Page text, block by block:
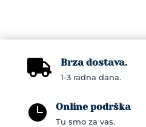
 Brza dostava.
1-3 radna dana.
 Online podrška
Tu smo za vas.